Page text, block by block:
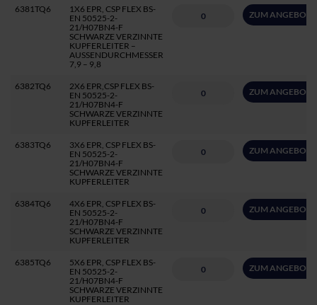
6381TQ6
1X6 EPR, CSP FLEX BS-
EN 50525-2-
21/H07BN4-F
SCHWARZE VERZINNTE
KUPFERLEITER –
AUSSENDURCHMESSER
7,9 – 9,8
ZUM ANGEBOT
6382TQ6
2X6 EPR,CSP FLEX BS-
EN 50525-2-
21/H07BN4-F
SCHWARZE VERZINNTE
KUPFERLEITER
ZUM ANGEBOT
6383TQ6
3X6 EPR, CSP FLEX BS-
EN 50525-2-
21/H07BN4-F
SCHWARZE VERZINNTE
KUPFERLEITER
ZUM ANGEBOT
6384TQ6
4X6 EPR, CSP FLEX BS-
EN 50525-2-
21/H07BN4-F
SCHWARZE VERZINNTE
KUPFERLEITER
ZUM ANGEBOT
6385TQ6
5X6 EPR, CSP FLEX BS-
EN 50525-2-
21/H07BN4-F
SCHWARZE VERZINNTE
KUPFERLEITER
ZUM ANGEBOT